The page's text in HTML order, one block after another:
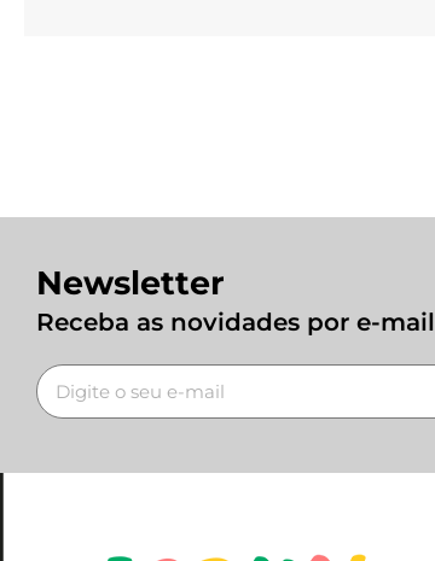
Newsletter
Receba as novidades por e-mail